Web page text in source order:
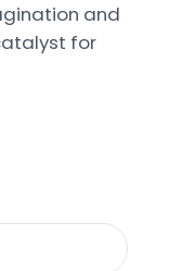
and
for